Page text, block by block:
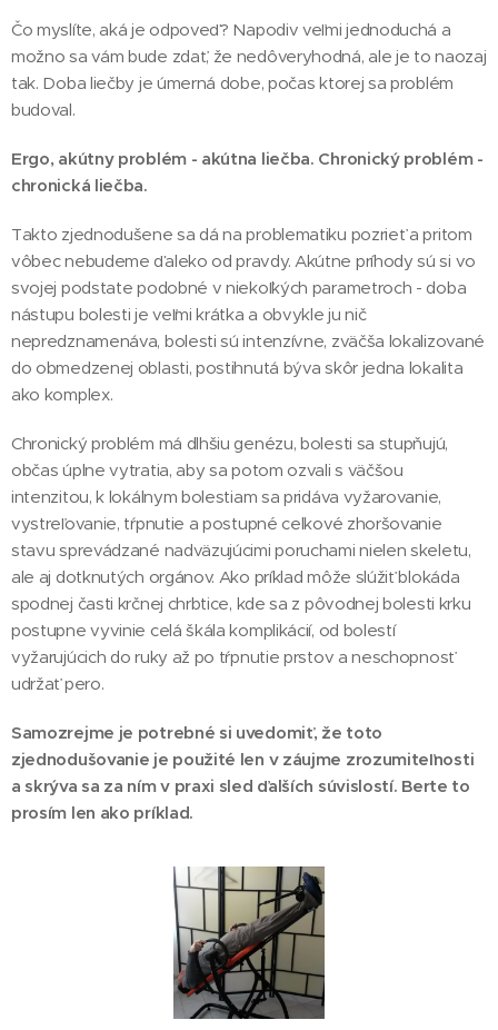
Čo myslíte, aká je odpoveď? Napodiv veľmi jednoduchá a
možno sa vám bude zdať, že nedôveryhodná, ale je to naozaj
tak. Doba liečby je úmerná dobe, počas ktorej sa problém
budoval.
Ergo, akútny problém - akútna liečba. Chronický problém -
chronická liečba.
Takto zjednodušene sa dá na problematiku pozrieť a pritom
vôbec nebudeme ďaleko od pravdy. Akútne príhody sú si vo
svojej podstate podobné v niekoľkých parametroch - doba
nástupu bolesti je veľmi krátka a obvykle ju nič
nepredznamenáva, bolesti sú intenzívne, zväčša lokalizované
do obmedzenej oblasti, postihnutá býva skôr jedna lokalita
ako komplex.
Chronický problém má dlhšiu genézu, bolesti sa stupňujú,
občas úplne vytratia, aby sa potom ozvali s väčšou
intenzitou, k lokálnym bolestiam sa pridáva vyžarovanie,
vystreľovanie, tŕpnutie a postupné celkové zhoršovanie
stavu sprevádzané nadväzujúcimi poruchami nielen skeletu,
ale aj dotknutých orgánov. Ako príklad môže slúžiť blokáda
spodnej časti krčnej chrbtice, kde sa z pôvodnej bolesti krku
postupne vyvinie celá škála komplikácií, od bolestí
vyžarujúcich do ruky až po tŕpnutie prstov a neschopnosť
udržať pero.
Samozrejme je potrebné si uvedomiť, že toto
zjednodušovanie je použité len v záujme zrozumiteľnosti
a skrýva sa za ním v praxi sled ďalších súvislostí. Berte to
prosím len ako príklad.